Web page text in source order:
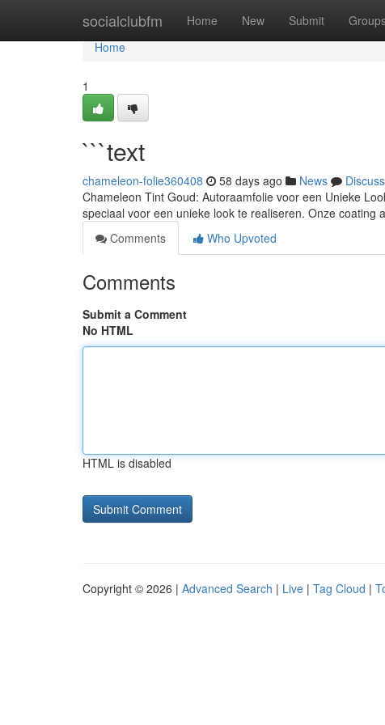
socialclubfm Home New Submit
Home
Home
1
```text
chameleon-folie360408 58 days ago News
Discuss
Chameleon Tint Goud: Autoraamfolie voor een Unieke
speciaal voor een unieke look te realiseren. Onze coating
Comments
Who Upvoted
Comments
Submit a Comment
No HTML
HTML is disabled
Copyright © 2026 | Advanced Search | Live | Tag Cloud |